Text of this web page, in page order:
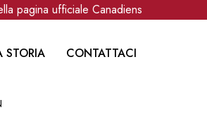
ufficiale Canadiens
STORIA CONTATTACI